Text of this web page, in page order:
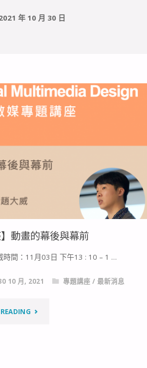
年 10 月 30 日
】動畫的幕後與幕前
時間：11月03日 下午13 : 10 – 1 …
10 月, 2021 專題講座/ 最新消息
"【專